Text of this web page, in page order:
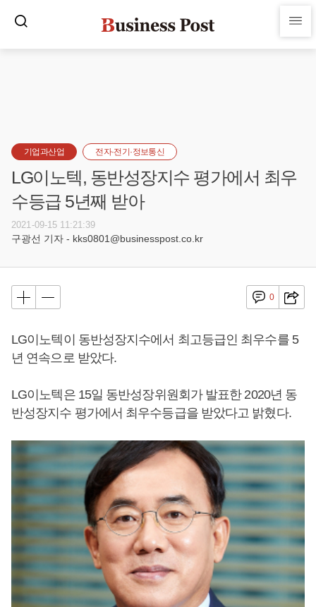
기업과산업 전자·전기·정보통신
LG이노텍, 동반성장지수 평가에서 최우
수등급 5년째 받아
2021-09-15 11:21:39
구광선 기자 - kks0801@businesspost.co.kr
0
LG이노텍이 동반성장지수에서 최고등급인 최우수를 5
년 연속으로 받았다.
LG이노텍은 15일 동반성장위원회가 발표한 2020년 동
반성장지수 평가에서 최우수등급을 받았다고 밝혔다.